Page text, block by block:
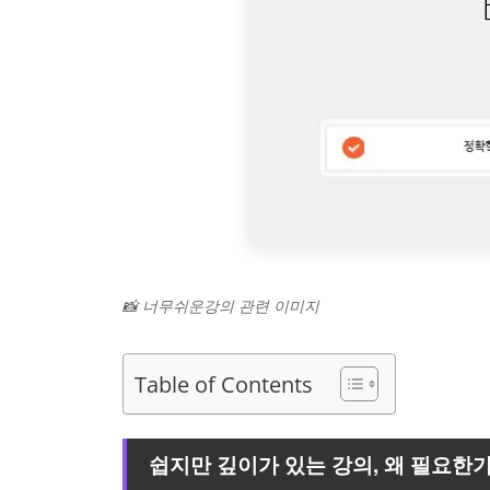
📸 너무쉬운강의 관련 이미지
Table of Contents
쉽지만 깊이가 있는 강의, 왜 필요한